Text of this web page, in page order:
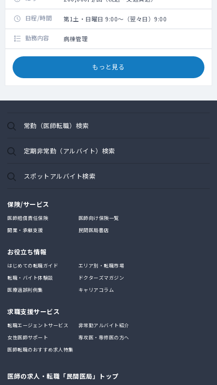
日程/時間 第1土・日曜日 9:00～（翌々日）9:00
勤務内容 病棟管理
もっと見る
常勤（医師転職）検索
定期非常勤（アルバイト）検索
スポットアルバイト検索
保険/サービス
医師賠償責任保険
医師向け保険一覧
開業・承継支援
民間医局書店
お役立ち情報
はじめての転職ガイド
エリア別・転職市場
転職・バイト体験談
ドクターズマガジン
医療過誤判例集
キャリアコラム
求職支援サービス
転職エージェントサービス
非常勤アルバイト紹介
女性医師サポート
専攻医・専修医の方へ
医師転職のおすすめ求人特集
医師の求人・転職「民間医局」トップ